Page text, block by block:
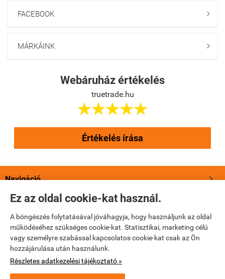
Ez az oldal cookie-kat használ.
A böngészés folytatásával jóváhagyja, hogy használjunk az oldal
működéséhez szükséges cookie-kat. Statisztikai, marketing célú
vagy személyre szabással kapcsolatos cookie-kat csak az Ön
hozzájárulása után használunk.
Részletes adatkezelési tájékoztató »
FACEBOOK 
MÁRKÁINK 
Webáruház értékelés
truetrade.hu

Értékelés írása
Navigáció 
Saját fiók
Bemutatkozás
Elérhetőségek